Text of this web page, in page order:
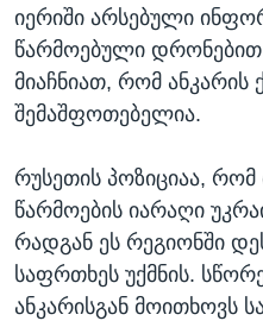
იერიში არსებული
წარმოებული დრონებით
მიაჩნიათ, რომ ანკარის
შემაშფოთებელია.
რუსეთის პოზიციაა,
წარმოების იარაღი
რადგან ეს რეგიონში
საფრთხეს უქმნის.
ანკარისგან მოითხოვს